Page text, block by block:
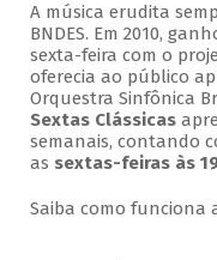
A música erudita
BNDES. Em 2010,
sexta-feira com o
oferecia ao público
Orquestra Sinfônica
Sextas Clássicas
semanais, contando
as sextas-feiras às
Saiba como funciona